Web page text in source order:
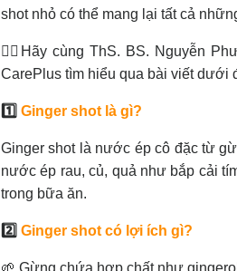
shot nhỏ có thể mang lại tất cả
👩‍⚕️Hãy cùng ThS. BS. Nguyễn
CarePlus tìm hiểu qua bài viết dưới
1️⃣ Ginger shot là gì?
Ginger shot là nước ép cô đặc từ
nước ép rau, củ, quả như bắp cải
trong bữa ăn.
2️⃣ Ginger shot có lợi ích gì?
🌱 Gừng chứa hợp chất như